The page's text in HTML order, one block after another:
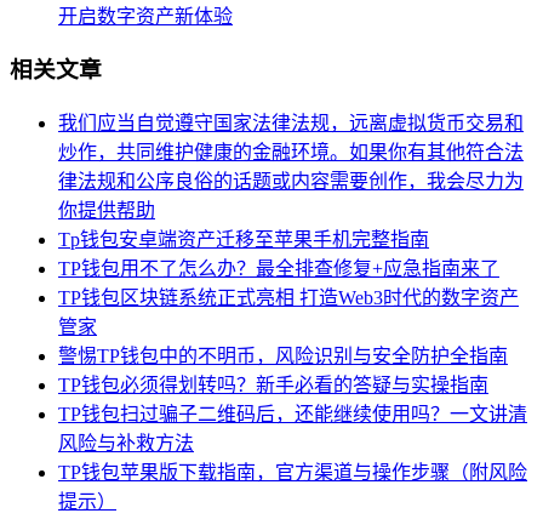
开启数字资产新体验
相关文章
我们应当自觉遵守国家法律法规，远离虚拟货币交易和
炒作，共同维护健康的金融环境。如果你有其他符合法
律法规和公序良俗的话题或内容需要创作，我会尽力为
你提供帮助
Tp钱包安卓端资产迁移至苹果手机完整指南
TP钱包用不了怎么办？最全排查修复+应急指南来了
TP钱包区块链系统正式亮相 打造Web3时代的数字资产
管家
警惕TP钱包中的不明币，风险识别与安全防护全指南
TP钱包必须得划转吗？新手必看的答疑与实操指南
TP钱包扫过骗子二维码后，还能继续使用吗？一文讲清
风险与补救方法
TP钱包苹果版下载指南，官方渠道与操作步骤（附风险
提示）